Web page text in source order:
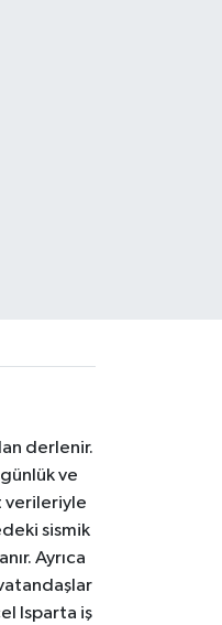
derlenir.
ve
verileriyle
sismik
Ayrıca
Isparta iş